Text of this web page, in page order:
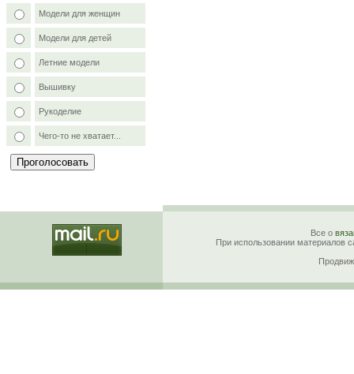
Модели для женщин
Модели для детей
Летние модели
Вышивку
Рукоделие
Чего-то не хватает...
Все о
При использовании материалов